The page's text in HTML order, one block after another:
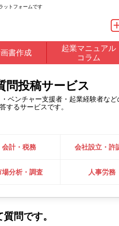
ットフォームです
書作成
起業マニュアル
コラム
問投稿サービス
ベンチャー支援者・起業経験者な
するサービスです。
会計・税務 会社設立・許
場分析・調査 人事労務
問です。